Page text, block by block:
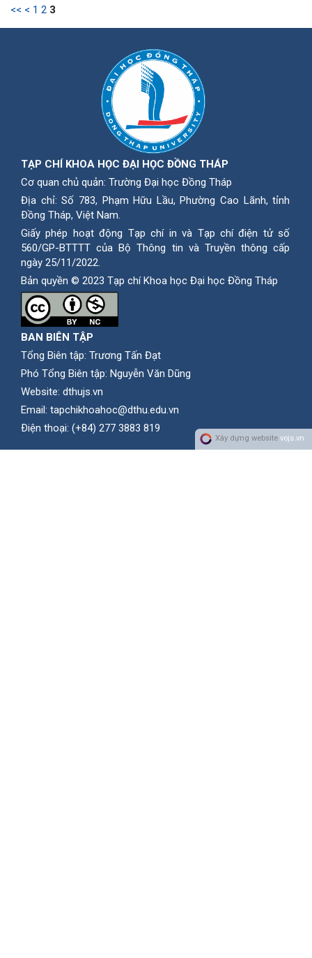
<< < 1 2 3
TẠP CHÍ KHOA HỌC ĐẠI HỌC ĐỒNG THÁP
Cơ quan chủ quản: Trường Đại học Đồng Tháp
Địa chỉ: Số 783, Phạm Hữu Lầu, Phường Cao Lãnh, tỉnh
Ðồng Tháp, Việt Nam.
Giấy phép hoạt động Tạp chí in và Tạp chí điện tử số
560/GP-BTTTT của Bộ Thông tin và Truyền thông cấp
ngày 25/11/2022.
Bản quyền © 2023 Tạp chí Khoa học Đại học Đồng Tháp
BAN BIÊN TẬP
Tổng Biên tập: Trương Tấn Đạt
Phó Tổng Biên tập: Nguyễn Văn Dũng
Website: dthujs.vn
Email: tapchikhoahoc@dthu.edu.vn
Ðiện thoại: (+84) 277 3883 819